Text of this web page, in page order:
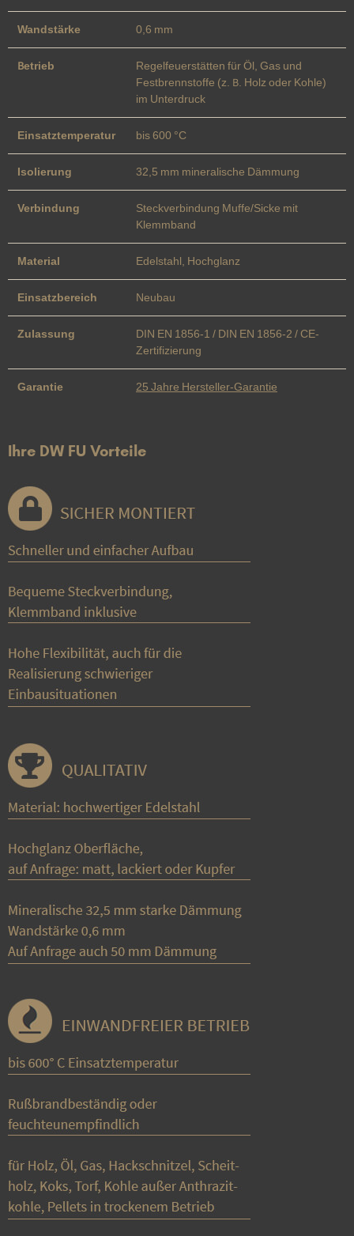
Wandstärke 0,6 mm
Betrieb
Regelfeuerstätten für Öl, Gas und
Festbrennstoffe (z. B. Holz oder Kohle)
im Unterdruck
Einsatztemperatur bis 600 °C
Isolierung 32,5 mm mineralische Dämmung
Verbindung
Steckverbindung Muffe/Sicke mit
Klemmband
Material Edelstahl, Hochglanz
Einsatzbereich Neubau
Zulassung
DIN EN 1856-1 / DIN EN 1856-2 / CE-
Zertifizierung
Garantie 25 Jahre Hersteller-Garantie
Ihre DW FU Vorteile